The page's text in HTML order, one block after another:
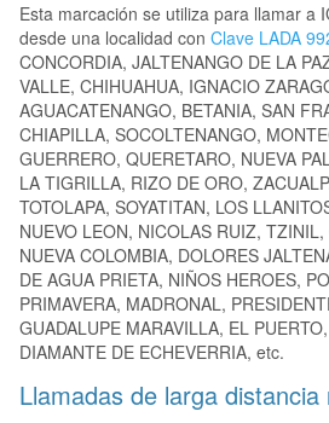
Esta marcación se utiliza para llamar a
desde una localidad con Clave LADA
CONCORDIA, JALTENANGO DE LA
VALLE, CHIHUAHUA, IGNACIO
AGUACATENANGO, BETANIA, SAN
CHIAPILLA, SOCOLTENANGO,
GUERRERO, QUERETARO, NUEVA
LA TIGRILLA, RIZO DE ORO,
TOTOLAPA, SOYATITAN, LOS
NUEVO LEON, NICOLAS RUIZ,
NUEVA COLOMBIA, DOLORES
DE AGUA PRIETA, NIÑOS HEROES,
PRIMAVERA, MADRONAL,
GUADALUPE MARAVILLA, EL
DIAMANTE DE ECHEVERRIA, etc.
Llamadas de larga distancia